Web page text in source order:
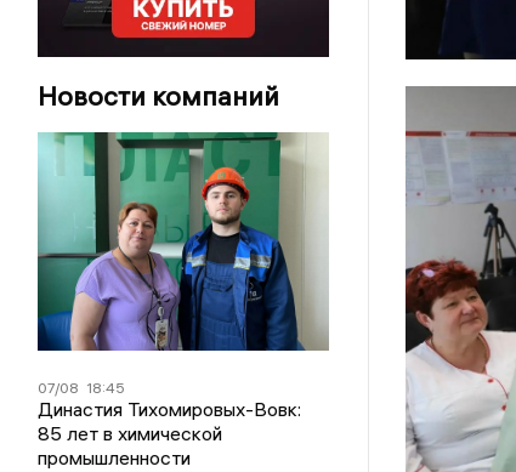
Новости компаний
07/08 18:45
Династия Тихомировых-Вовк:
85 лет в химической
промышленности